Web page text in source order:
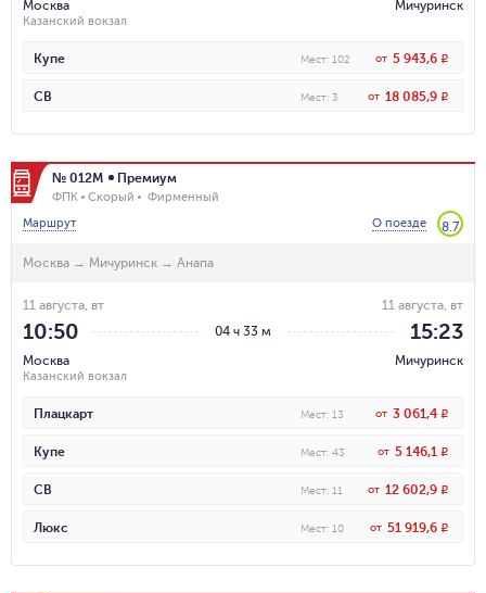
Москва
Казанский вокзал
Мичуринск
Купе Мест: 102 от 5 943,6 R
СВ Мест: 3 от 18 085,9 R
№ 012М Премиум
ФПК Скорый
Фирменный
Маршрут
О поезде 8.7
Москва → Мичуринск → Анапа
04 ч 33 м
11 августа, вт
10:50
Москва
Казанский вокзал
11 августа, вт
15:23
Мичуринск
Плацкарт Мест: 13 от 3 061,4 R
Купе Мест: 43 от 5 146,1 R
СВ Мест: 11 от 12 602,9 R
Люкс Мест: 10 от 51 919,6 R